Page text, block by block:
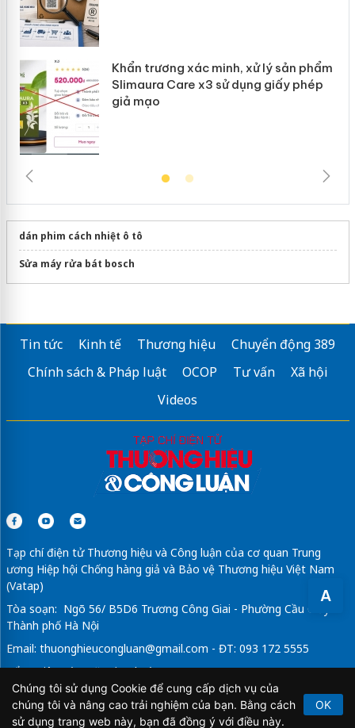
A
Khẩn trương xác minh, xử lý sản phẩm
Slimaura Care x3 sử dụng giấy phép
giả mạo
dán phim cách nhiệt ô tô
Sửa máy rửa bát bosch
Tin tức Kinh tế Thương hiệu
Chuyển động 389
Chính sách & Pháp luật
OCOP Tư vấn
Xã hội
Videos
Tạp chí điện tử Thương hiệu và Công luận của cơ quan Trung
ương Hiệp hội Chống hàng giả và Bảo vệ Thương hiệu Việt Nam
(Vatap)
Tòa soạn: Ngõ 56/ B5D6 Trương Công Giai - Phường Cầu Giấy -
Thành phố Hà Nội
Email: thuonghieucongluan@gmail.com - ĐT: 093 172 5555
Tổng Biên Tập: Vũ Đức Thuận
Giấy phép hoạt động báo chí điện tử số 64/GP-BTTTT do Bộ
Thông tin và Truyền thông cấp ngày 21/2/2020.
Chúng tôi sử dụng Cookie để cung cấp dịch vụ của
chúng tôi và nâng cao trải nghiệm của bạn. Bằng cách
sử dụng trang web này, bạn đã đồng ý với điều này.
OK